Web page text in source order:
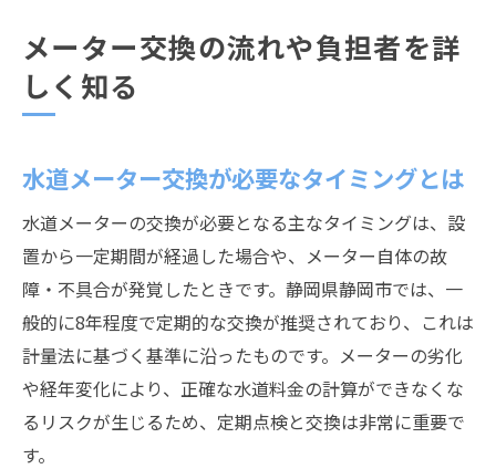
メーター交換の流れや負担者を詳
しく知る
水道メーター交換が必要なタイミングとは
水道メーターの交換が必要となる主なタイミングは、設
置から一定期間が経過した場合や、メーター自体の故
障・不具合が発覚したときです。静岡県静岡市では、一
般的に8年程度で定期的な交換が推奨されており、これは
計量法に基づく基準に沿ったものです。メーターの劣化
や経年変化により、正確な水道料金の計算ができなくな
るリスクが生じるため、定期点検と交換は非常に重要で
す。